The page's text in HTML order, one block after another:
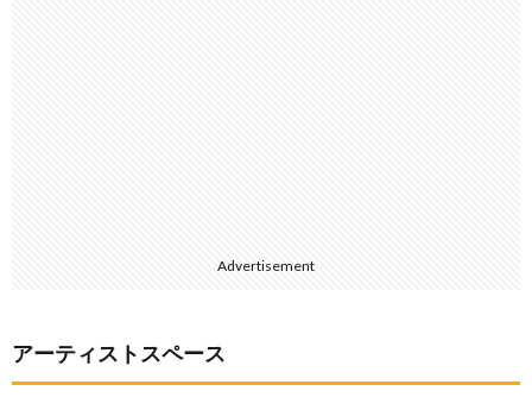
Advertisement
アーティストスペース